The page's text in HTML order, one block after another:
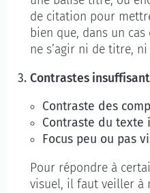
de citation pour
bien que, dans un
ne s’agir ni de titre,
Contrastes
Contraste des
Contraste du texte
Focus peu ou pas
Pour répondre à
visuel, il faut veiller à